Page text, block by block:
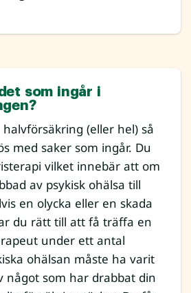
som ingår i
(eller hel) så
med saker som ingår. Du
vilket innebär att om
av psykisk ohälsa till
en olycka eller en skada
du rätt till att få träffa en
under ett antal
ohälsan måste ha varit
något som har drabbat din